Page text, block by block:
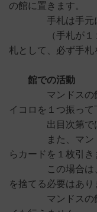
の館に置きます。
手札は手元に置
（手札が１１枚
札として、必ず手札
館での活動
マンドスの館に
イコロを１つ振って
出目次第ではマ
また、マンドス
らカードを１枚引き
この場合は、手
を捨てる必要はあり
マンドスの館に